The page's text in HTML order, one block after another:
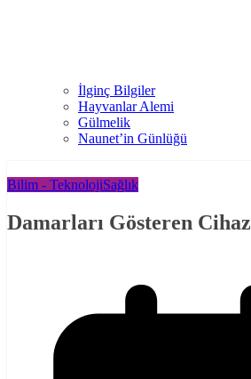
İlginç Bilgiler
Hayvanlar Alemi
Gülmelik
Naunet’in Günlüğü
Bilim - TeknolojiSağlık
Damarları Gösteren Cihaz